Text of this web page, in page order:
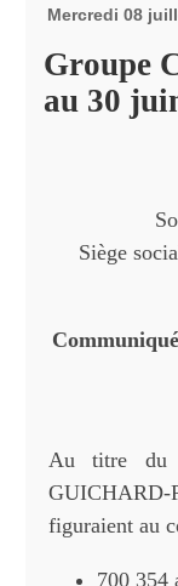
Mercredi 08
Groupe
au 30
Siège
Au titre du
figuraient au
700 354